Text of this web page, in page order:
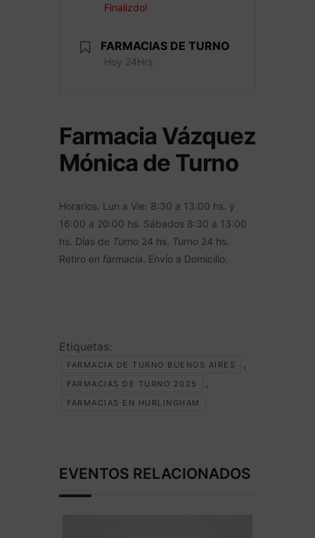
Finalizdo!
FARMACIAS DE TURNO
Hoy 24Hrs
Farmacia Vázquez
Mónica de Turno
Horarios. Lun a Vie: 8:30 a 13:00 hs. y
16:00 a 20:00 hs. Sábados 8:30 a 13:00
hs. Días de Turno 24 hs. Turno 24 hs.
Retiro en farmacia . Envío a Domicilio.
Etiquetas:
FARMACIA DE TURNO BUENOS AIRES ,
FARMACIAS DE TURNO 2025 ,
FARMACIAS EN HURLINGHAM
EVENTOS RELACIONADOS